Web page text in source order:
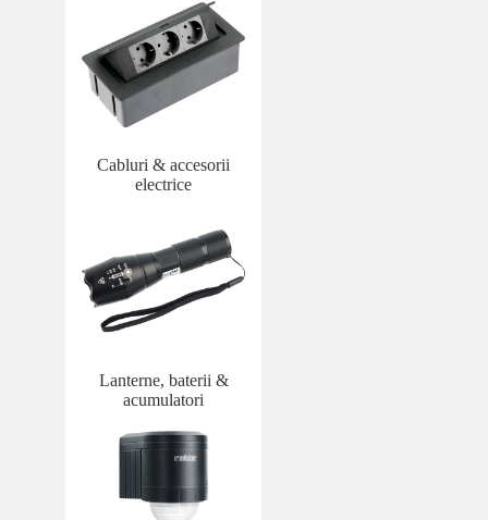
Cabluri & accesorii
electrice
Lanterne, baterii &
acumulatori